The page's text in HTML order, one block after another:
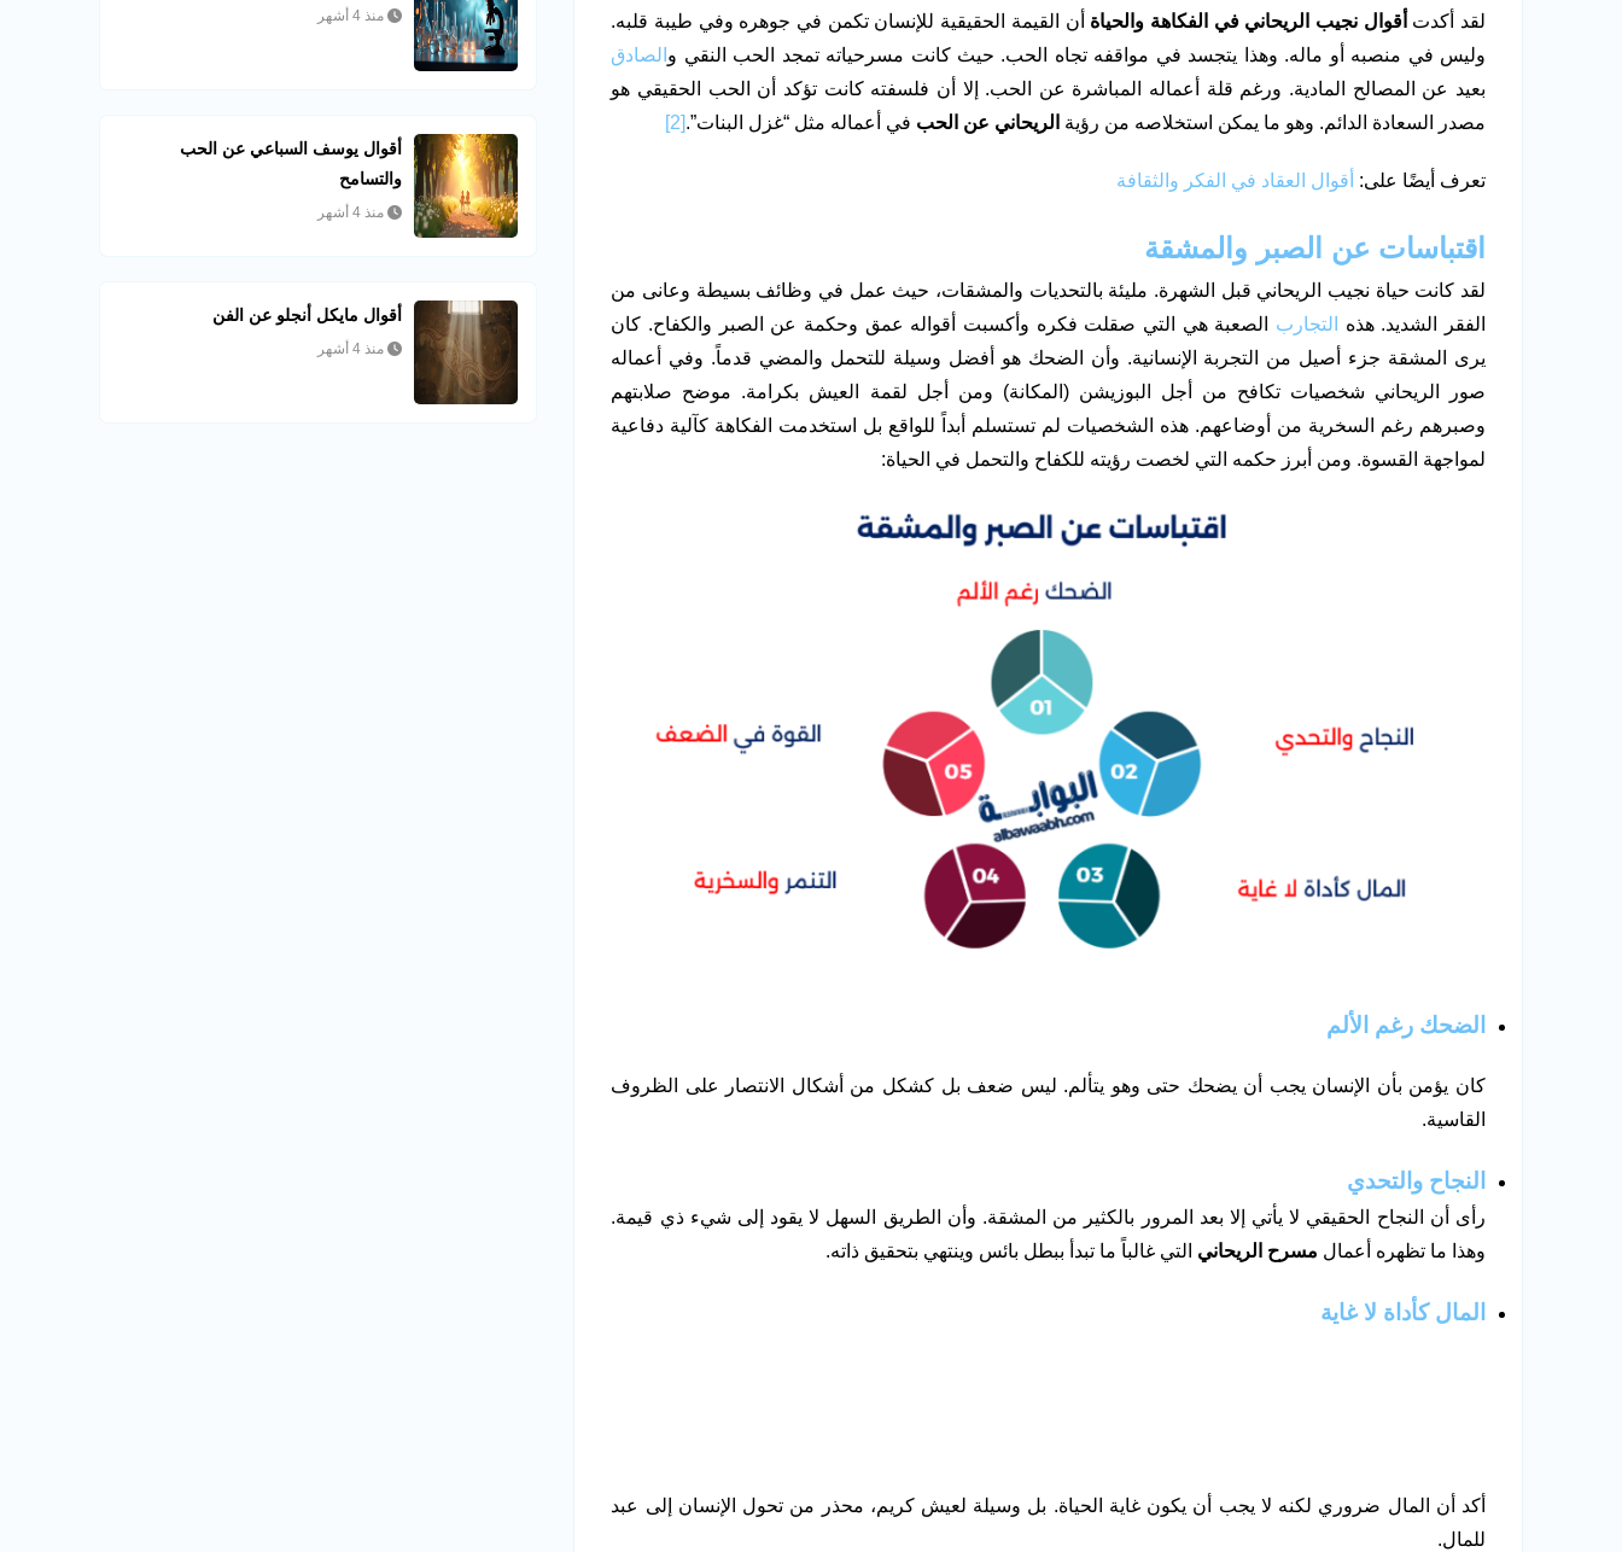
لقد أكدت أقوال نجيب الريحاني في الفكاهة والحياة أن القيمة الحقيقية للإنسان تكمن في جوهره وفي طيبة قلبه.
وليس في منصبه أو ماله. وهذا يتجسد في مواقفه تجاه الحب. حيث كانت مسرحياته تمجد الحب النقي و الصادق
بعيد عن المصالح المادية. ورغم قلة أعماله المباشرة عن الحب. إلا أن فلسفته كانت تؤكد أن الحب الحقيقي هو
مصدر السعادة الدائم. وهو ما يمكن استخلاصه من رؤية الريحاني عن الحب في أعماله مثل “غزل البنات”.[2]
تعرف أيضًا على: أقوال العقاد في الفكر والثقافة
اقتباسات عن الصبر والمشقة
لقد كانت حياة نجيب الريحاني قبل الشهرة. مليئة بالتحديات والمشقات، حيث عمل في وظائف بسيطة وعانى من
الفقر الشديد. هذه
التجارب الصعبة هي التي صقلت فكره وأكسبت أقواله عمق وحكمة عن الصبر والكفاح. كان
يرى المشقة جزء أصيل من التجربة الإنسانية. وأن الضحك هو أفضل وسيلة للتحمل والمضي قدماً. وفي أعماله
صور الريحاني شخصيات تكافح من أجل البوزيشن (المكانة) ومن أجل لقمة العيش بكرامة. موضح صلابتهم
وصبرهم رغم السخرية من أوضاعهم. هذه الشخصيات لم تستسلم أبداً للواقع بل استخدمت الفكاهة كآلية دفاعية
لمواجهة القسوة. ومن أبرز حكمه التي لخصت رؤيته للكفاح والتحمل في الحياة:
الضحك رغم الألم
كان يؤمن بأن الإنسان يجب أن يضحك حتى وهو يتألم. ليس ضعف بل كشكل من أشكال الانتصار على الظروف
القاسية.
النجاح والتحدي
رأى أن النجاح الحقيقي لا يأتي إلا بعد المرور بالكثير من المشقة. وأن الطريق السهل لا يقود إلى شيء ذي قيمة.
وهذا ما تظهره أعمال مسرح الريحاني التي غالباً ما تبدأ ببطل بائس وينتهي بتحقيق ذاته.
المال كأداة لا غاية
أكد أن المال ضروري لكنه لا يجب أن يكون غاية الحياة. بل وسيلة لعيش كريم، محذر من تحول الإنسان إلى عبد
للمال.
منذ 4 أشهر
أقوال يوسف السباعي عن الحب
والتسامح
منذ 4 أشهر
أقوال مايكل أنجلو عن الفن
منذ 4 أشهر